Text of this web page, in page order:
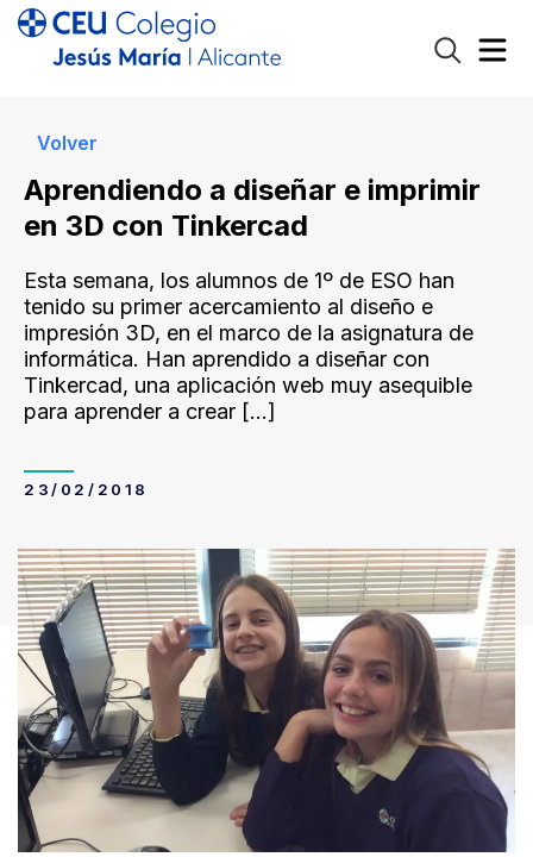
Volver
Aprendiendo a diseñar e imprimir
en 3D con Tinkercad
Esta semana, los alumnos de 1º de ESO han
tenido su primer acercamiento al diseño e
impresión 3D, en el marco de la asignatura de
informática. Han aprendido a diseñar con
Tinkercad, una aplicación web muy asequible
para aprender a crear […]
23/02/2018